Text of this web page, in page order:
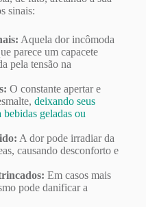
sinais:
Aquela dor incômoda
parece um capacete
pela tensão na
O constante apertar e
deixando seus
geladas ou
A dor pode irradiar da
causando desconforto e
Em casos mais
pode danificar a